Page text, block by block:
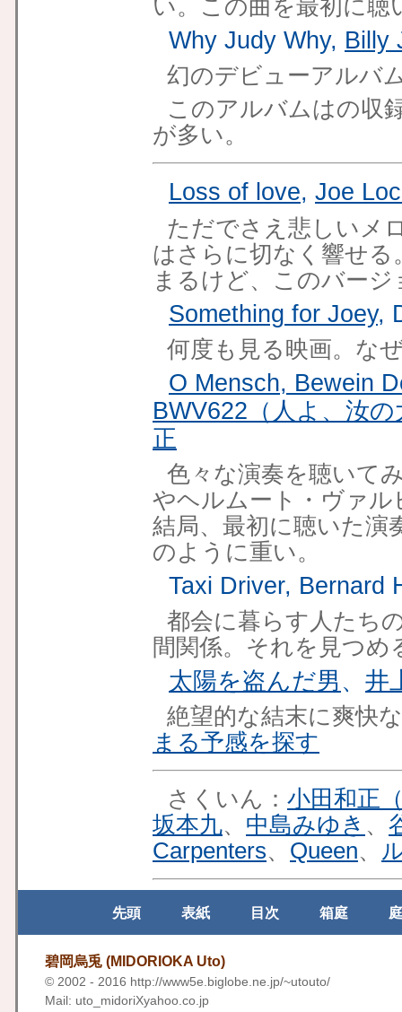
い。この曲を最初に聴
Why Judy Why, Billy
幻のデビューアルバ
このアルバムはの収
が多い。
Loss of love, Joe
ただでさえ悲しいメ
はさらに切なく響せ
まるけど、このバー
Something for Joey,
何度も見る映画。な
O Mensch, Bewein
BWV622（人よ、汝
正
色々な演奏を聴いて
やヘルムート・ヴァル
結局、最初に聴いた演
のように重い。
Taxi Driver, Bernard
都会に暮らす人たち
間関係。それを見つめ
太陽を盗んだ男 、 井
絶望的な結末に爽快
まる予感を探す
さくいん： 小田和正
坂本九、 中島みゆき 、
Carpenters、 Queen、
先頭 表紙 目次 箱庭
碧岡烏兎 (MIDORIOKA Uto)
© 2002 - 2016 http://www5e.biglobe.ne.jp/~utouto/
Mail: uto_midoriXyahoo.co.jp